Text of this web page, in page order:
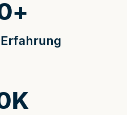
+
K